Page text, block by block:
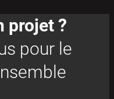
projet ?
pour le